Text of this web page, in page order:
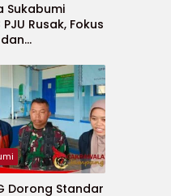
Sukabumi
Rusak, Fokus
Dorong Standar